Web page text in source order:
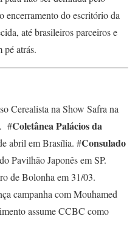
encerramento do escritório da
até brasileiros parceiros e
pé atrás.
Cerealista na Show Safra na
#Coletânea Palácios da
abril em Brasília. #Consulado
Pavilhão Japonês em SP.
de Bolonha em 31/03.
campanha com Mouhamed
assume CCBC como